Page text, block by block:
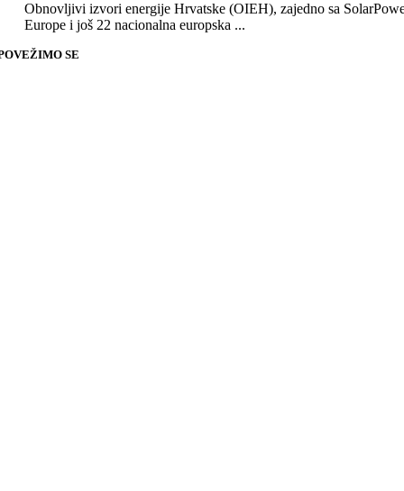
Obnovljivi izvori energije Hrvatske (OIEH), zajedno sa
Europe i još 22 nacionalna europska ...
SE